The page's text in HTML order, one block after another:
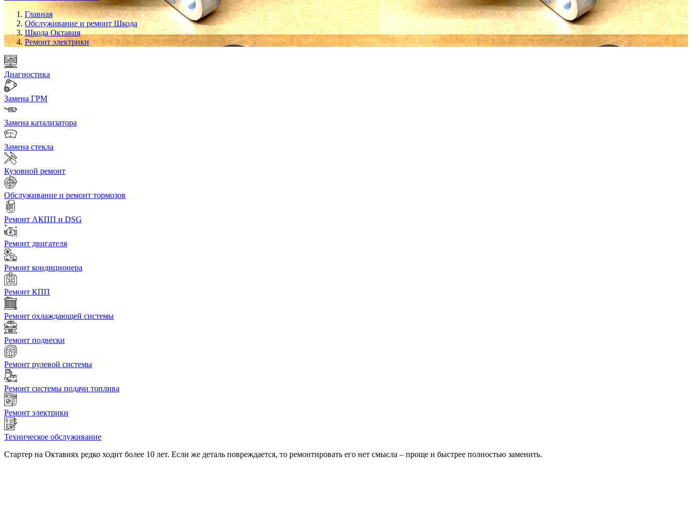
Главная
Обслуживание и ремонт Шкода
Шкода Октавия
Ремонт электрики
Диагностика
Замена ГРМ
Замена катализатора
Замена стекла
Кузовной ремонт
Обслуживание и ремонт тормозов
Ремонт АКПП и DSG
Ремонт двигателя
Ремонт кондиционера
Ремонт КПП
Ремонт охлаждающей системы
Ремонт подвески
Ремонт рулевой системы
Ремонт системы подачи топлива
Ремонт электрики
Техническое обслуживание
Стартер на Октавиях редко ходит более 10 лет. Если же деталь повреждается, то ремонтировать его нет смысла – проще и быстрее полностью заменить.